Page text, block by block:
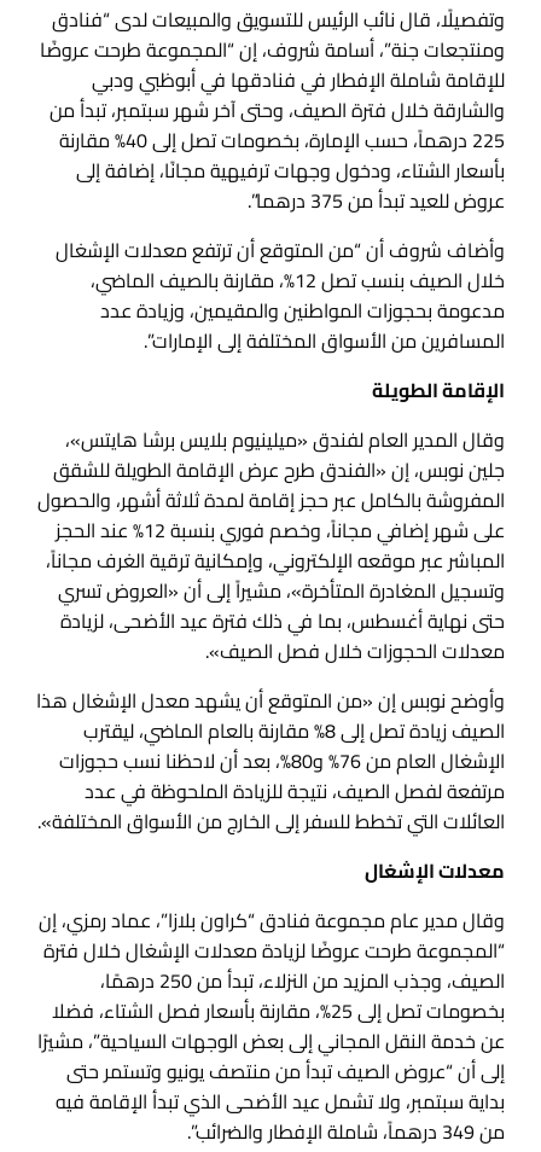
وتفصيلًا، قال نائب الرئيس للتسويق والمبيعات لدى “فنادق
ومنتجعات جنة”، أسامة شروف، إن “المجموعة طرحت عروضًا
للإقامة شاملة الإفطار في فنادقها في أبوظبي ودبي
والشارقة خلال فترة الصيف، وحتى آخر شهر سبتمبر، تبدأ من
225 درهماً، حسب الإمارة، بخصومات تصل إلى 40% مقارنة
بأسعار الشتاء، ودخول وجهات ترفيهية مجانًا، إضافة إلى
عروض للعيد تبدأ من 375 درهما”.
وأضاف شروف أن “من المتوقع أن ترتفع معدلات الإشغال
خلال الصيف بنسب تصل 12%، مقارنة بالصيف الماضي،
مدعومة بحجوزات المواطنين والمقيمين، وزيادة عدد
المسافرين من الأسواق المختلفة إلى الإمارات”.
الإقامة الطويلة
وقال المدير العام لفندق «ميلينيوم بلايس برشا هايتس»،
جلين نوبس، إن «الفندق طرح عرض الإقامة الطويلة للشقق
المفروشة بالكامل عبر حجز إقامة لمدة ثلاثة أشهر، والحصول
على شهر إضافي مجاناً، وخصم فوري بنسبة 12% عند الحجز
المباشر عبر موقعه الإلكتروني، وإمكانية ترقية الغرف مجاناً،
وتسجيل المغادرة المتأخرة»، مشيراً إلى أن «العروض تسري
حتى نهاية أغسطس، بما في ذلك فترة عيد الأضحى، لزيادة
معدلات الحجوزات خلال فصل الصيف».
وأوضح نوبس إن «من المتوقع أن يشهد معدل الإشغال هذا
الصيف زيادة تصل إلى 8% مقارنة بالعام الماضي، ليقترب
الإشغال العام من 76% و80%، بعد أن لاحظنا نسب حجوزات
مرتفعة لفصل الصيف، نتيجة للزيادة الملحوظة في عدد
العائلات التي تخطط للسفر إلى الخارج من الأسواق المختلفة».
معدلات الإشغال
وقال مدير عام مجموعة فنادق “كراون بلازا”، عماد رمزي، إن
“المجموعة طرحت عروضًا لزيادة معدلات الإشغال خلال فترة
الصيف، وجذب المزيد من النزلاء، تبدأ من 250 درهمًا،
بخصومات تصل إلى 25%، مقارنة بأسعار فصل الشتاء، فضلا
عن خدمة النقل المجاني إلى بعض الوجهات السياحية”، مشيرًا
إلى أن “عروض الصيف تبدأ من منتصف يونيو وتستمر حتى
بداية سبتمبر، ولا تشمل عيد الأضحى الذي تبدأ الإقامة فيه
من 349 درهماً، شاملة الإفطار والضرائب”.